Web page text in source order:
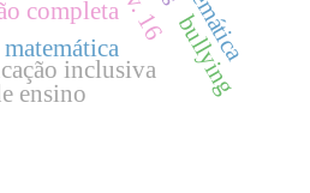
completa v. 16
inclusiva
ensino bullying